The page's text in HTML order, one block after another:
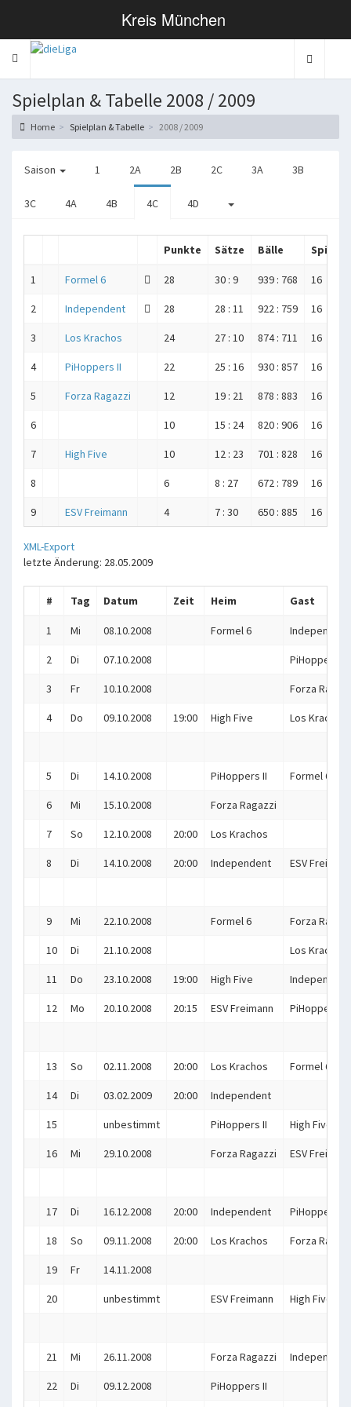
Kreis München
Toggle navigation
Spielplan & Tabelle 2008 / 2009
Home Spielplan & Tabelle 2008 / 2009
Saison 1 2A 2B 2C 3A 3B
3C 4A 4B 4C 4D
Punkte Sätze Bälle Spiele
1 Formel 6 28 30 : 9 939 : 768 16
2 Independent 28 28 : 11 922 : 759 16
3 Los Krachos 24 27 : 10 874 : 711 16
4 PiHoppers II 22 25 : 16 930 : 857 16
5 Forza Ragazzi 12 19 : 21 878 : 883 16
6 10 15 : 24 820 : 906 16
7 High Five 10 12 : 23 701 : 828 16
8 6 8 : 27 672 : 789 16
9 ESV Freimann 4 7 : 30 650 : 885 16
XML-Export
letzte Änderung: 28.05.2009
# Tag Datum Zeit Heim Gast
1 Mi 08.10.2008 Formel 6 Independent
2 Di 07.10.2008 PiHoppers II
3 Fr 10.10.2008 Forza
4 Do 09.10.2008 19:00 High Five Los Krachos
5 Di 14.10.2008 PiHoppers II Formel 6
6 Mi 15.10.2008 Forza Ragazzi
7 So 12.10.2008 20:00 Los Krachos
8 Di 14.10.2008 20:00 Independent ESV
9 Mi 22.10.2008 Formel 6 Forza
10 Di 21.10.2008 Los Krachos
11 Do 23.10.2008 19:00 High Five Independent
12 Mo 20.10.2008 20:15 ESV Freimann PiHoppers II
13 So 02.11.2008 20:00 Los Krachos Formel 6
14 Di 03.02.2009 20:00 Independent
15 unbestimmt PiHoppers II High Five
16 Mi 29.10.2008 Forza Ragazzi ESV
17 Di 16.12.2008 20:00 Independent PiHoppers II
18 So 09.11.2008 20:00 Los Krachos Forza
19 Fr 14.11.2008
20 unbestimmt ESV Freimann High Five
21 Mi 26.11.2008 Forza Ragazzi Independent
22 Di 09.12.2008 PiHoppers II